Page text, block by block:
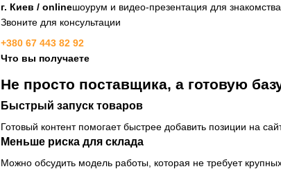
г. Киев / onlineшоурум и видео-презентация для
Звоните для консультации
+380 67 443 82 92
Что вы получаете
Не просто поставщика, а готовую
Быстрый запуск товаров
Готовый контент помогает быстрее добавить позиции на
Меньше риска для склада
Можно обсудить модель работы, которая не требует